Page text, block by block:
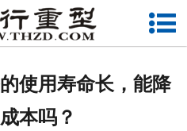
网站首页
使用寿命长，能降
本吗？